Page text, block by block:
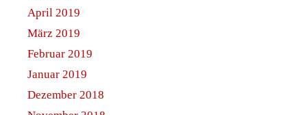
April 2019
März 2019
Februar 2019
Januar 2019
Dezember 2018